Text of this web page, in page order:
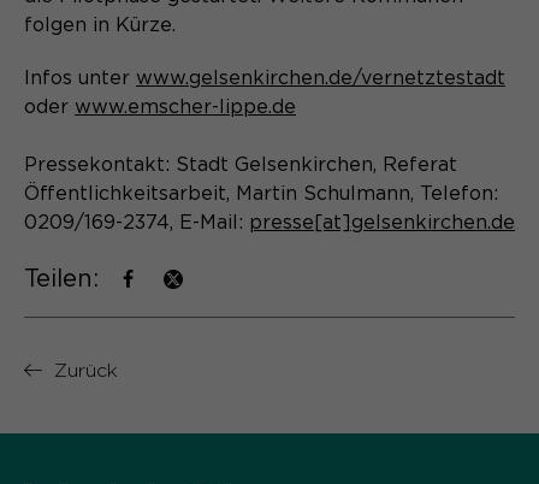
angemeldet ist und die Rechte besitzt
diese zu verwalten.
cookie_optin
Anbieter Matomo
Laufzeit Sitzung
personenbezogene Daten.
folgen in Kürze.
Infos unter www.gelsenkirchen.de/vernetztestadt
oder www.emscher-lippe.de
Pressekontakt: Stadt Gelsenkirchen, Referat
Öffentlichkeitsarbeit, Martin Schulmann, Telefon:
0209/169-2374, E-Mail: presse[at]gelsenkirchen.de
Teilen:
Zurück